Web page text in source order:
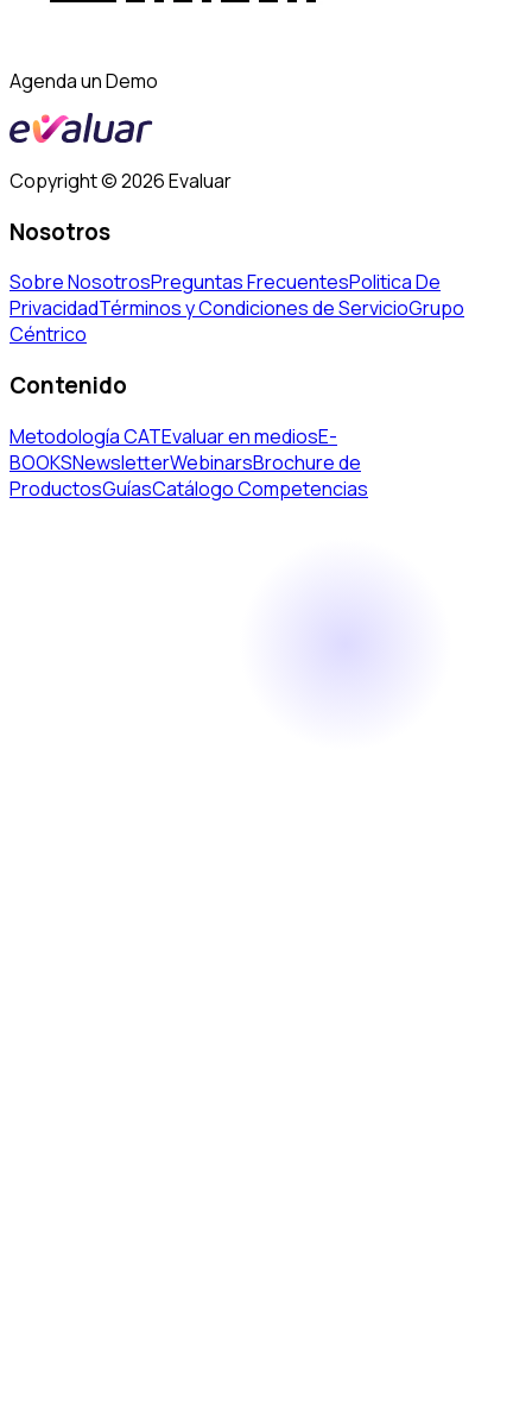
Agenda un Demo
Copyright ©2026Evaluar
Nosotros
Sobre NosotrosPreguntas FrecuentesPolitica De
PrivacidadTérminos y Condiciones de ServicioGrupo
Céntrico
Contenido
Metodología CATEvaluar en mediosE-
BOOKSNewsletterWebinarsBrochure de
ProductosGuíasCatálogo Competencias